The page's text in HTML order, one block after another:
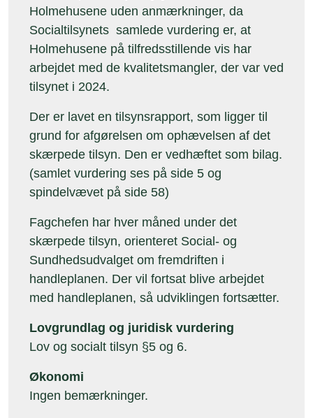
Holmehusene uden anmærkninger, da
Socialtilsynets samlede vurdering er, at
Holmehusene på tilfredsstillende vis har
arbejdet med de kvalitetsmangler, der var ved
tilsynet i 2024.
Der er lavet en tilsynsrapport, som ligger til
grund for afgørelsen om ophævelsen af det
skærpede tilsyn. Den er vedhæftet som bilag.
(samlet vurdering ses på side 5 og
spindelvævet på side 58)
Fagchefen har hver måned under det
skærpede tilsyn, orienteret Social- og
Sundhedsudvalget om fremdriften i
handleplanen. Der vil fortsat blive arbejdet
med handleplanen, så udviklingen fortsætter.
Lovgrundlag og juridisk vurdering
Lov og socialt tilsyn §5 og 6.
Økonomi
Ingen bemærkninger.